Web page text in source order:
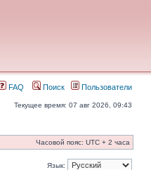
FAQ Поиск Пользователи
Текущее время: 07 авг 2026, 09:43
Часовой пояс: UTC + 2 часа
Язык: